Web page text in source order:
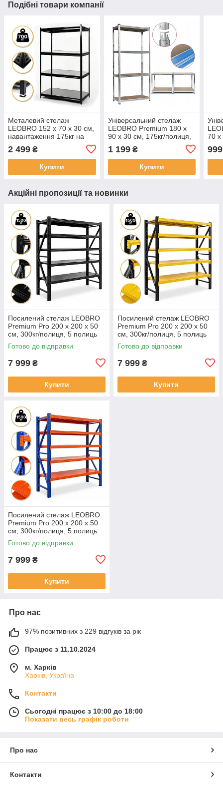
Подібні товари компанії
Металевий стелаж
LEOBRO 152 х 70 х 30 см,
навантаження 175кг на
R126)
2 499 ₴
Купити
Універсальний стелаж
LEOBRO Premium 180 х
90 х 30 см, 175кг/полиця,
1 199₴
Купити
70 х
999
Акційні пропозиції та новинки
Посилений стелаж LEOBRO
Premium Pro 200 х 200 х 50
см, 300кг/полиця, 5 полиць
(LB-R131)
Готово до відправки
7 999 ₴
Купити
Посилений стелаж LEOBRO
Premium Pro 200 х 200 х 50
см, 300кг/полиця, 5 полиць
(LB-R132)
Готово до відправки
7 999 ₴
Купити
Посилений стелаж LEOBRO
Premium Pro 200 х 200 х 50
см, 300кг/полиця, 5 полиць
(LB-R133)
Готово до відправки
7 999 ₴
Купити
Про нас
97% позитивних з 229 відгуків за рік
Працює з 11.10.2024
м. Харків
Харків, Україна
Контакти
Сьогодні працює з 10:00 до 18:00
Показати весь графік роботи
Про нас
Контакти